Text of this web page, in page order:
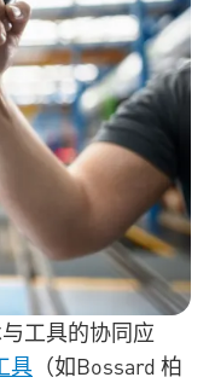
工具的协同应
具 （如Bossard 柏